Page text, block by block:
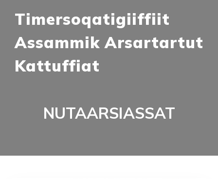
Timersoqatigiiffiit
Assammik Arsartartut
Kattuffiat
NUTAARSIASSAT